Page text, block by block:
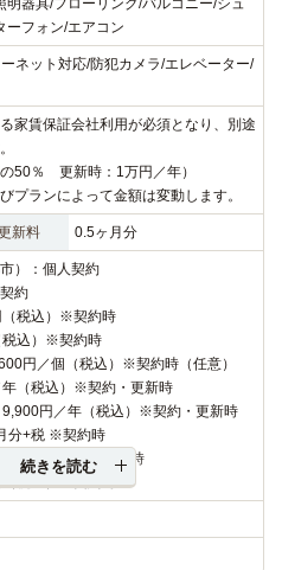
ーフォン/エアコン
ネット対応/防犯カメラ/エレベーター/
家賃保証会社利用が必須となり、別途
の50％ 更新時：1万円／年）
プランによって金額は変動します。
新料 0.5ヶ月分
）：個人契約
約
（税込）※契約時
税込）※契約時
円／個（税込）※契約時（任意）
（税込）※契約・更新時
円／年（税込）※契約・更新時
分+税 ※契約時
円（税込）※更新時
（税込）※契約時
続きを読む